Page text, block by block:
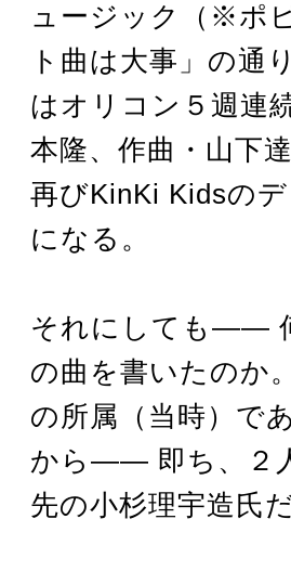
ュージック（※ポ
ト曲は大事」の通
はオリコン５週連
本隆、作曲・山下
再びKinKi Kidsの
になる。
それにしても――
の曲を書いたのか
の所属（当時）で
から―― 即ち、２
先の小杉理宇造氏